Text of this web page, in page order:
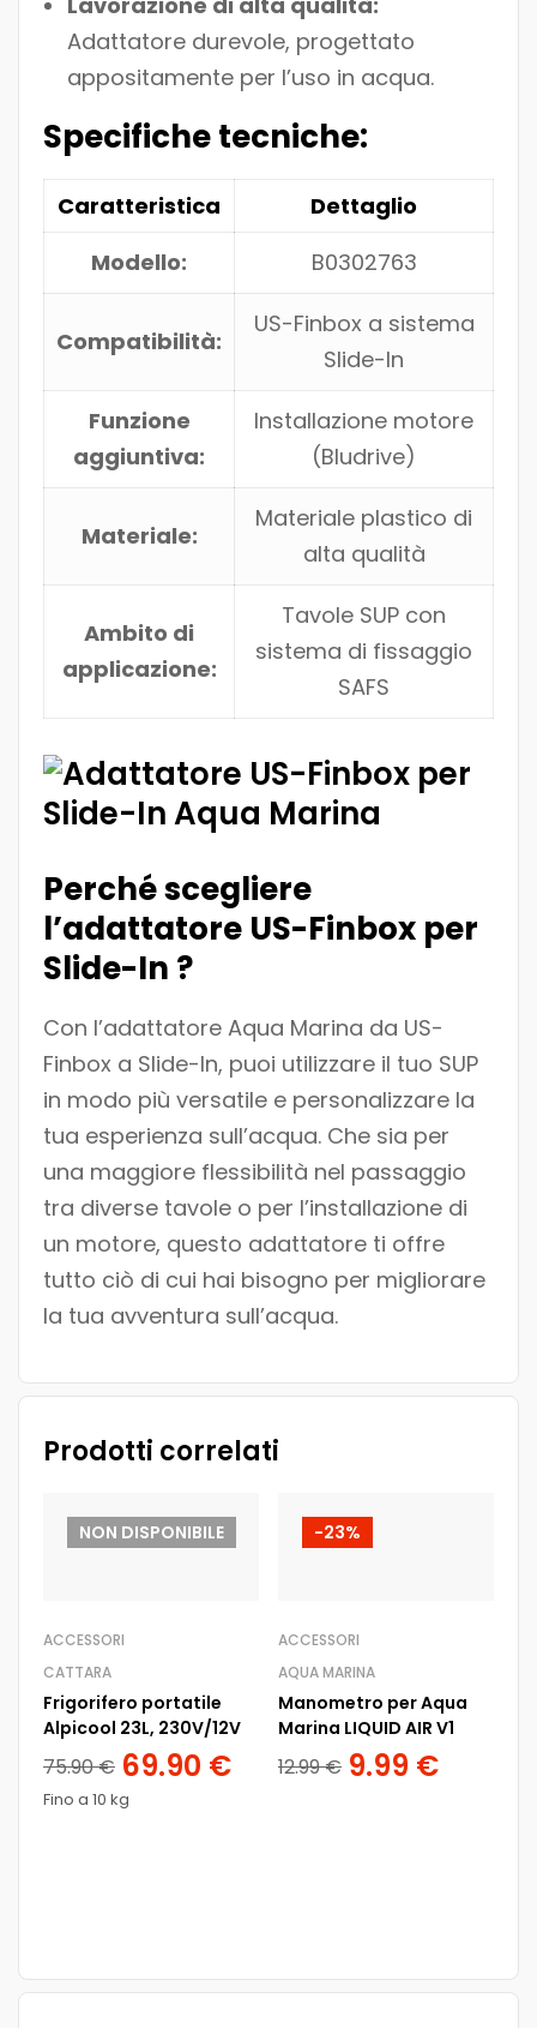
Adattatore durevole, progettato
appositamente per l’uso in acqua.
Specifiche tecniche:
Caratteristica
Dettaglio
Modello:
B0302763
Compatibilità:
US-Finbox a sistema
Slide-In
Funzione
aggiuntiva:
Installazione motore
(Bludrive)
Materiale:
Materiale plastico di
alta qualità
Ambito di
applicazione:
Tavole SUP con
sistema di fissaggio
SAFS
Perché scegliere
l’adattatore US-Finbox per
Slide-In ?
Con l’adattatore Aqua Marina da US-
Finbox a Slide-In, puoi utilizzare il tuo SUP
in modo più versatile e personalizzare la
tua esperienza sull’acqua. Che sia per
una maggiore flessibilità nel passaggio
tra diverse tavole o per l’installazione di
un motore, questo adattatore ti offre
tutto ciò di cui hai bisogno per migliorare
la tua avventura sull’acqua.
Prodotti correlati
NON DISPONIBILE
ACCESSORI
CATTARA
Frigorifero portatile
Alpicool 23L, 230V/12V
75.90€ 69.90 €
Fino a 10 kg
-23%
ACCESSORI
AQUA MARINA
Manometro per Aqua
Marina LIQUID AIR V1
12.99€ 9.99 €